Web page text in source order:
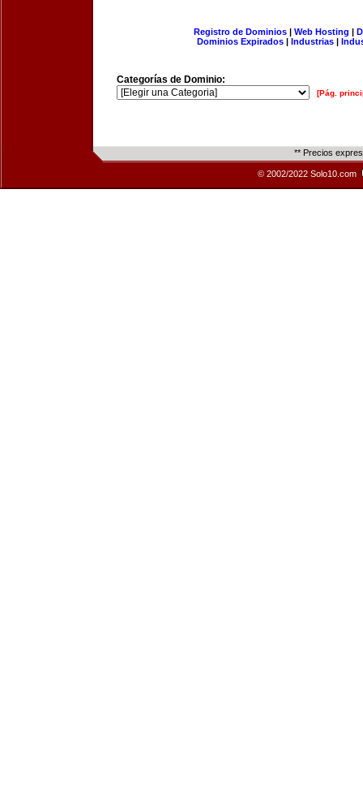
Registro de Dominios| Web Hosting |
Dominios Expirados | Industrias |
Categorías de Dominio:
[Pág.
** Precios
© 2002/2022 Solo10.com